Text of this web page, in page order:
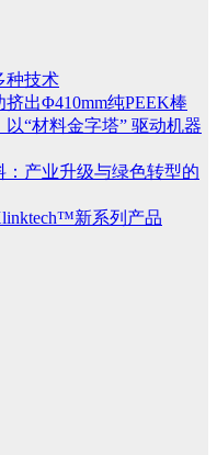
种技术
出Φ410mm纯PEEK棒
“材料金字塔” 驱动机器
产业升级与绿色转型的
新系列产品